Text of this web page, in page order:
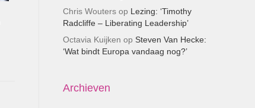
Chris Woutersop Lezing: ‘Timothy
Radcliffe – Liberating Leadership’
Octavia Kuijken op Steven Van Hecke:
‘Wat bindt Europa vandaag nog?’
Archieven